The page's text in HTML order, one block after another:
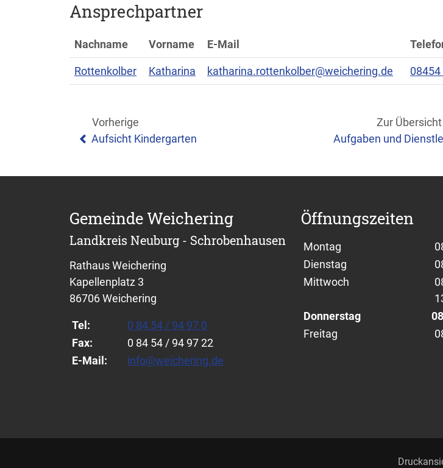
Ansprechpartner
Nachname Vorname E-Mail
Rottenkolber Katharina katharina.rottenkolber@weichering.de
Vorherige
Aufsicht Kindergarten
Zur Übersicht
Aufgaben und
Gemeinde Weichering
Landkreis Neuburg - Schrobenhausen
Rathaus Weichering
Kapellenplatz 3
86706 Weichering
Tel:
0 84 54 / 94 97 0
Fax:
0 84 54 / 94 97 22
E-Mail:
info@weichering.de
Öffnungszeiten
Wochentage / Monate
Öffnungszeiten / Hinweise
Montag
Dienstag
Mittwoch
Donnerstag
Freitag